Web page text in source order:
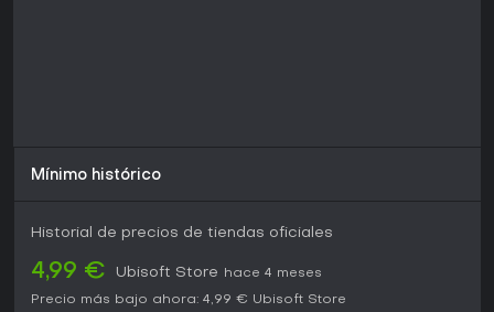
Mínimo histórico
Historial de precios de tiendas oficiales
4,99 € Ubisoft Store
hace 4 meses
Precio más bajo ahora: 4,99 € Ubisoft Store